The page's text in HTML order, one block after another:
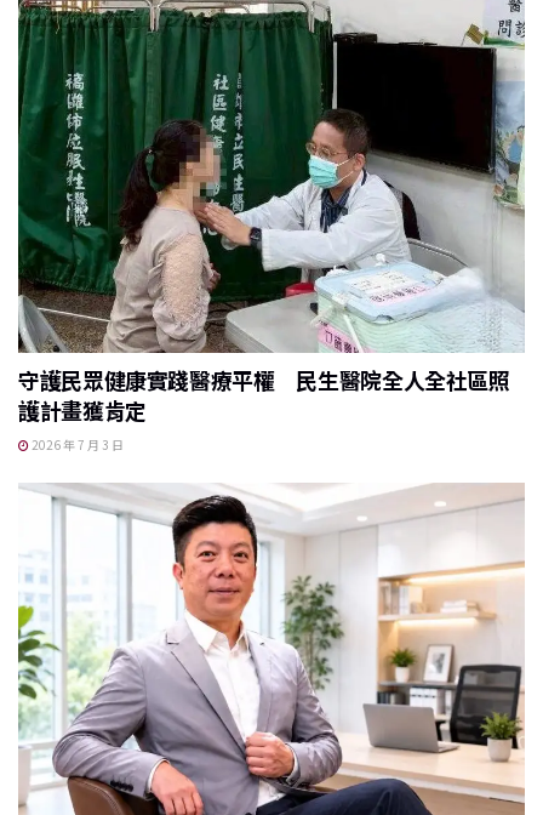
守護民眾健康實踐醫療平權 民生醫院全人全社區照
護計畫獲肯定
2026 年 7 月 3 日